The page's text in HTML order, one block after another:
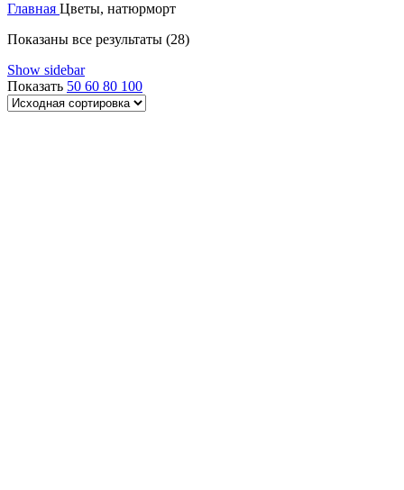
Главная Цветы, натюрморт
Показаны все результаты (28)
Show sidebar
Показать 50 60 80 100